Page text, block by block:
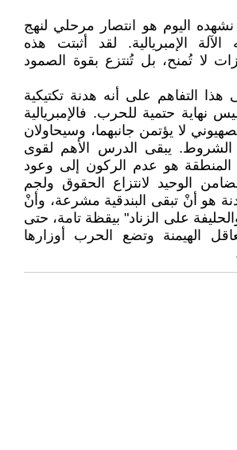
اليوم هو انتصار مرحلي لنهج
الإمبريالية. لقد أثبتت هذه
لا تُمنح، بل تُنتزع بقوة الصمود
هذا التفاهم على أنه هدنة تكتيكية
نهاية حتمية للحرب. فالإمبريالية
لا يؤتمن جانبهما، وسيحاولان
الشروط. يبقى الدرس الأهم لقوى
المنطقة هو عدم الركون إلى وعود
الوحيد لانتزاع الحقوق ولجم
هو أنْ تبقى البندقية مشرعة، وأنْ
على الزناد" بيقظة تامة، حتى
الهيمنة وتضع الحرب أوزارها